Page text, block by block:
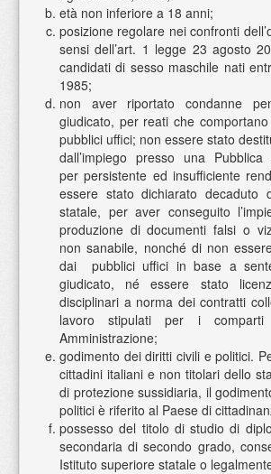
età non inferiore a 18 anni;
posizione regolare nei confronti
sensi dell’art. 1 legge 23 agosto
candidati di sesso maschile nati
1985;
non aver riportato condanne
giudicato, per reati che comportano
pubblici uffici; non essere stato
dall’impiego presso una Pubblica
per persistente ed insufficiente
essere stato dichiarato decaduto
statale, per aver conseguito
produzione di documenti falsi o
non sanabile, nonché di non
dai pubblici uffici in base a
giudicato, né essere stato
disciplinari a norma dei contratti
lavoro stipulati per i comparti
Amministrazione;
godimento dei diritti civili e politici.
cittadini italiani e non titolari dello
di protezione sussidiaria, il
politici è riferito al Paese di
possesso del titolo di studio di
secondaria di secondo grado,
Istituto superiore statale o